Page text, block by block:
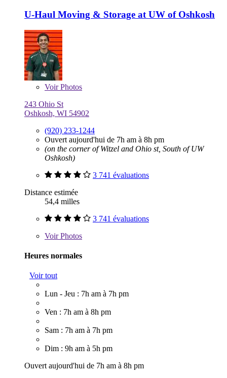
U-Haul Moving & Storage at UW of Oshkosh
VoirPhotos
243 Ohio St
Oshkosh, WI 54902
(920) 233-1244
Ouvert aujourd'hui de 7h am à 8h pm
(on the corner of Witzel and Ohio st, South of UW
Oshkosh)
3 741 évaluations
Distance estimée
54,4 milles
3 741 évaluations
VoirPhotos
Heures normales
Voir tout
Lun - Jeu : 7h am à 7h pm
Ven : 7h am à 8h pm
Sam : 7h am à 7h pm
Dim : 9h am à 5h pm
Ouvert aujourd'hui de 7h am à 8h pm